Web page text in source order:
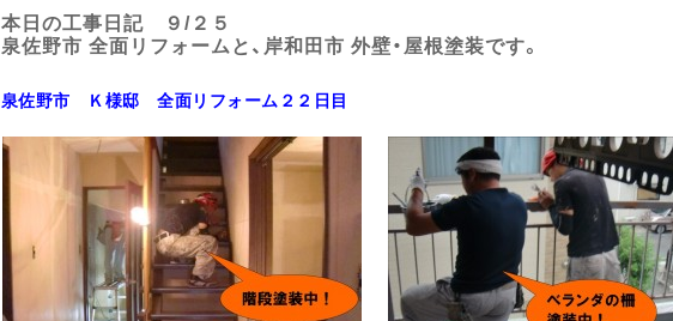
本日の工事日記 ９/２５
泉佐野市 全面リフォームと、岸和田市 外壁・屋根塗装です。
泉佐野市 Ｋ様邸全面リフォーム２２日目